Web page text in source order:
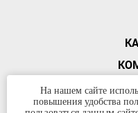
©ООО
На нашем сайте
повышения удобства